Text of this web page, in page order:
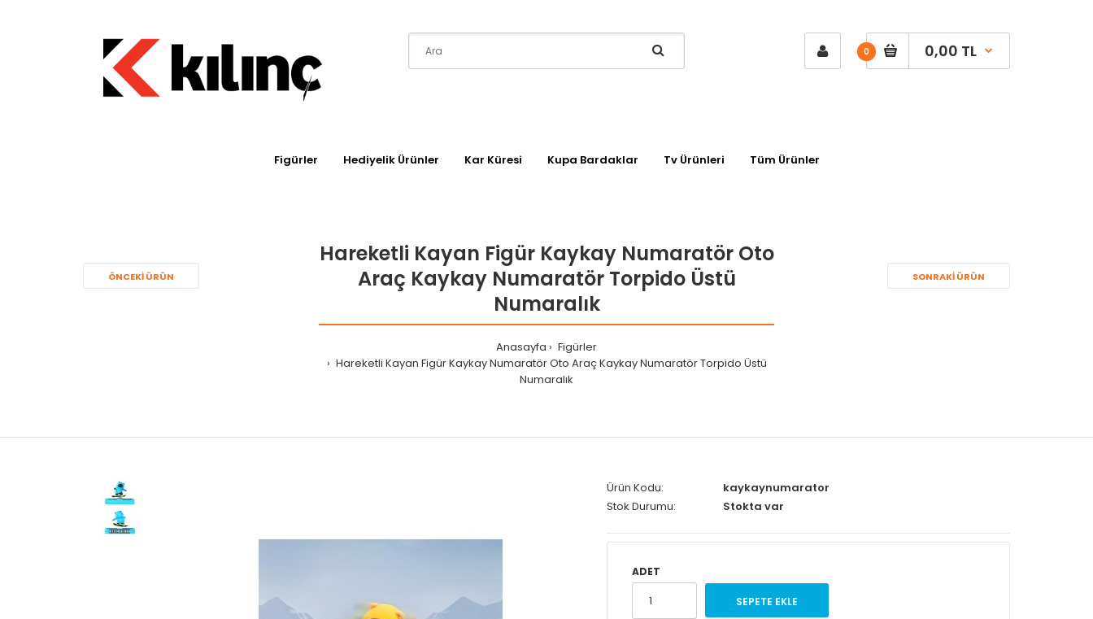
0 0,00 TL
Figürler Hediyelik Ürünler Kar Küresi Kupa Bardaklar Tv Ürünleri Tüm Ürünler
ÖNCEKI ÜRÜN
Hareketli Kayan Figür Kaykay Numaratör Oto
Araç Kaykay Numaratör Torpido Üstü
Numaralık
Anasayfa
Figürler
Hareketli Kayan Figür Kaykay Numaratör Oto Araç Kaykay Numaratör Torpido Üstü
Numaralık
SONRAKI ÜRÜN
Ürün Kodu:
kaykaynumarator
Stok Durumu:
Stokta var
ADET
SEPETE EKLE